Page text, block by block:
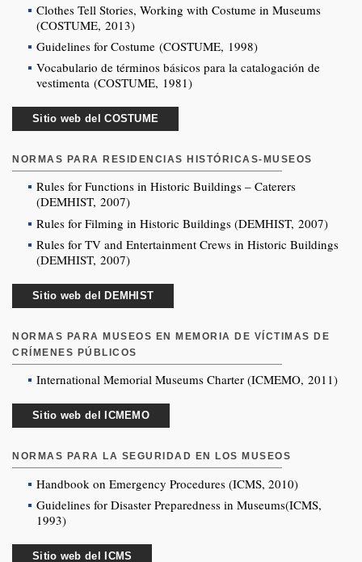
Clothes Tell Stories, Working with Costume in Museums
(COSTUME, 2013)
Guidelines for Costume (COSTUME, 1998)
Vocabulario de términos básicos para la catalogación de
vestimenta (COSTUME, 1981)
Sitio web del COSTUME
NORMAS PARA RESIDENCIAS HISTÓRICAS-MUSEOS
Rules for Functions in Historic Buildings – Caterers
(DEMHIST, 2007)
Rules for Filming in Historic Buildings (DEMHIST, 2007)
Rules for TV and Entertainment Crews in Historic Buildings
(DEMHIST, 2007)
Sitio web del DEMHIST
NORMAS PARA MUSEOS EN MEMORIA DE VÍCTIMAS DE
CRÍMENES PÚBLICOS
International Memorial Museums Charter (ICMEMO, 2011)
Sitio web del ICMEMO
NORMAS PARA LA SEGURIDAD EN LOS MUSEOS
Handbook on Emergency Procedures (ICMS, 2010)
Guidelines for Disaster Preparedness in Museums(ICMS,
1993)
Sitio web del ICMS